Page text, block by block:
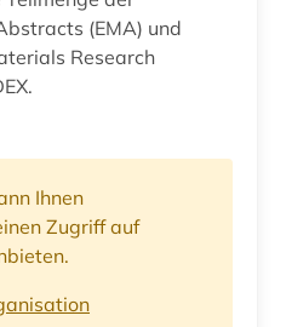
(EMA) und
Research
Ihnen
Zugriff auf